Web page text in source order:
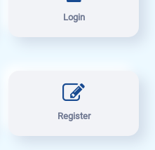
Login
Register